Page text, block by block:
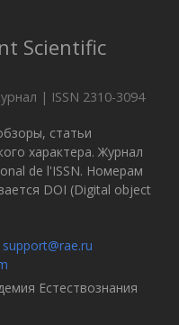
Scientific
| ISSN 2310-3094
статьи
характера. Журнал
de l'ISSN. Номерам
DOI (Digital object
support@rae.ru
Естествознания